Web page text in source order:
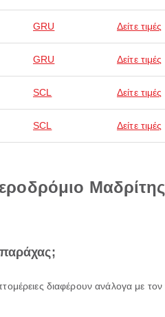
GRU Δείτε τιμές
GRU Δείτε τιμές
SCL Δείτε τιμές
SCL Δείτε τιμές
Μαδρίτης